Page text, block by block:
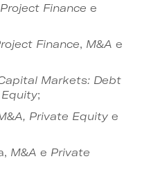
Project Finance e
Finance, M&A e
Markets: Debt
;
Private Equity e
M&A e Private